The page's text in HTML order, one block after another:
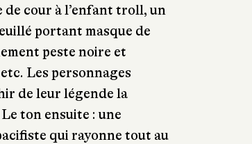
de cour à l’enfant troll, un
portant masque de
peste noire et
Les personnages
de leur légende la
ton ensuite : une
qui rayonne tout au